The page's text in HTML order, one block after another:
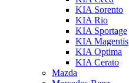
KIA Sorento
KIA Rio
KIA Sportage
KIA Magentis
KIA Optima
KIA Cerato
Mazda